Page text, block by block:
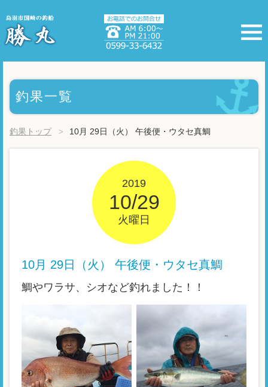
釣果一覧
釣果トップ 10月 29日（火） 午後便・ウタセ真鯛
2019
10/29
火曜日
10月 29日（火） 午後便・ウタセ真鯛
鯛やワラサ、シオなど釣れました！！